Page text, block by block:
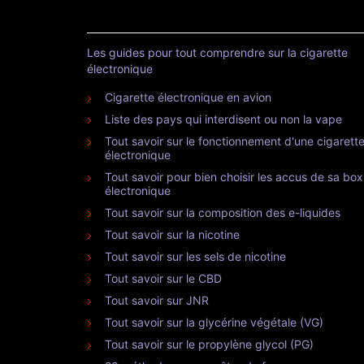
Les guides pour tout comprendre sur la cigarette
électronique
Cigarette électronique en avion
Liste des pays qui interdisent ou non la vape
Tout savoir sur le fonctionnement d'une cigarette
électronique
Tout savoir pour bien choisir les accus de sa box
électronique
Tout savoir sur la composition des e-liquides
Tout savoir sur la nicotine
Tout savoir sur les sels de nicotine
Tout savoir sur le CBD
Tout savoir sur JNR
Tout savoir sur la glycérine végétale (VG)
Tout savoir sur le propylène glycol (PG)